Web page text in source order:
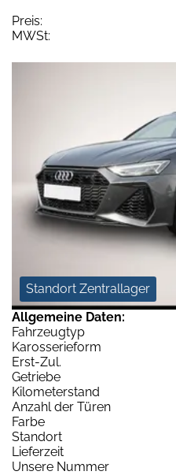
Preis:
MWSt:
Standort Zentrallager
Allgemeine Daten:
Fahrzeugtyp
Karosserieform
Erst-Zul.
Getriebe
Kilometerstand
Anzahl der Türen
Farbe
Standort
Lieferzeit
Unsere Nummer